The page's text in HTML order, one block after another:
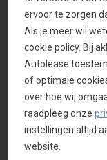
geworden: het
4.374 mm lang
mm breed, de
groeit met 13
bedraagt nu
Dat vertaalt
achterbank,
negatieve
ervoor te zorgen
Als je meer wil
cookie policy. Bij
Autolease
of optimale
over hoe wij
raadpleeg onze
instellingen altijd
website.